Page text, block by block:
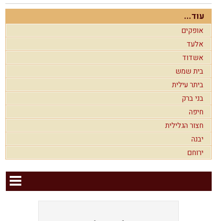
עוד...
אופקים
אלעד
אשדוד
בית שמש
ביתר עילית
בני ברק
חיפה
חצור הגלילית
יבנה
ירוחם